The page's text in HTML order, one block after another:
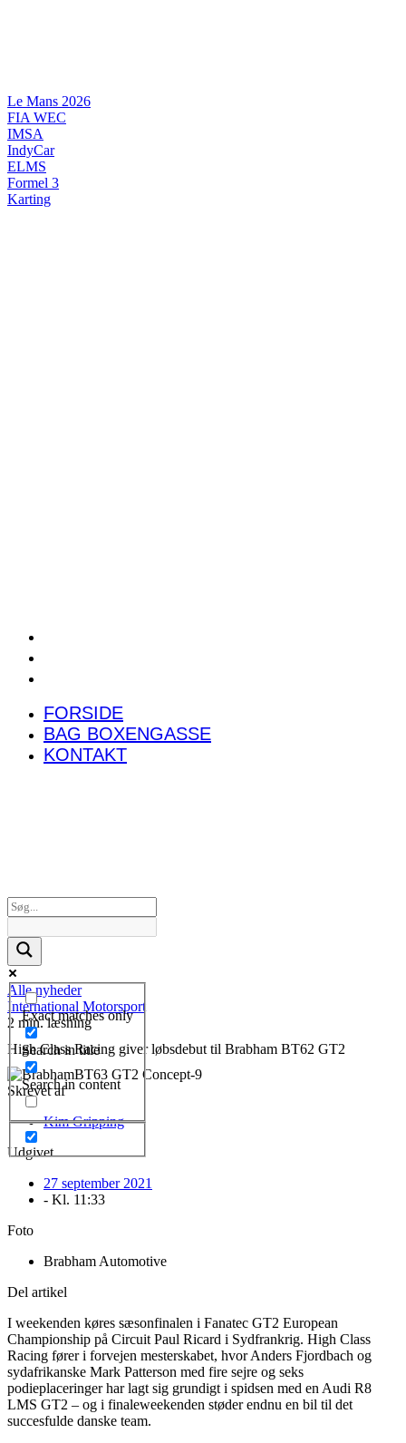
Le Mans 2026
FIA WEC
IMSA
IndyCar
ELMS
Formel 3
Karting
FORSIDE
BAG BOXENGASSE
KONTAKT
Exact matches only
Search in title
Search in content
Alle nyheder
International Motorsport
2 min. læsning
High Class Racing giver løbsdebut til Brabham BT62 GT2
Skrevet af
Kim Gripping
Udgivet
27 september 2021
- Kl. 11:33
Foto
Brabham Automotive
Del artikel
I weekenden køres sæsonfinalen i Fanatec GT2 European
Championship på Circuit Paul Ricard i Sydfrankrig. High Class
Racing fører i forvejen mesterskabet, hvor Anders Fjordbach og
sydafrikanske Mark Patterson med fire sejre og seks
podieplaceringer har lagt sig grundigt i spidsen med en Audi R8
LMS GT2 – og i finaleweekenden støder endnu en bil til det
succesfulde danske team.